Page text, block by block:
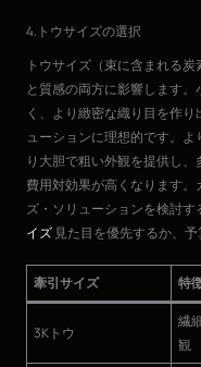
4.トウサイズの選択
トウサイズ（束に含まれる
と質感の両方に影響します
く、より緻密な織り目を作
ューションに理想的です。
り大胆で粗い外観を提供し
費用対効果が高くなります
ズ・ソリューションを検討す
イズ 見た目を優先するか、
牽引サイズ 特
3Kトウ
繊
観